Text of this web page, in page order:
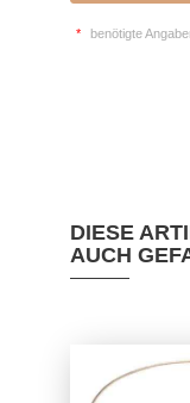
* benötigte
DIESE
AUCH